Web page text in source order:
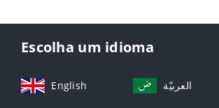
Escolha um idioma
English العربيّة